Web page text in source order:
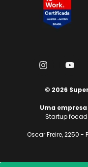
© 2026
Uma
Startup
Oscar Freire, 2250 -